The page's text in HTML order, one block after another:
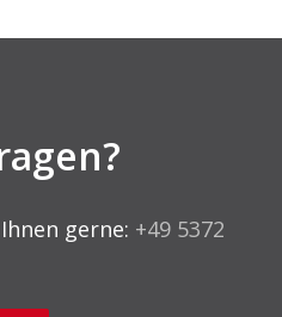
gerne: +49 5372